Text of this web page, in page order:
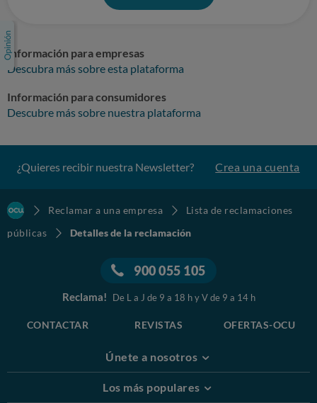
Información para empresas
Descubra más sobre esta plataforma
Información para consumidores
Descubre más sobre nuestra plataforma
¿Quieres recibir nuestra Newsletter? Crea una cuenta
Reclamar a una empresa
Lista de reclamaciones
públicas
Detalles de la reclamación
900 055 105
Reclama! De L a J de 9 a 18 h y V de 9 a 14 h
CONTACTAR REVISTAS OFERTAS-OCU
Únete a nosotros
Los más populares